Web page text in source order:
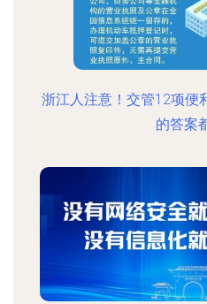
浙江人注意！交管12项便
的答案